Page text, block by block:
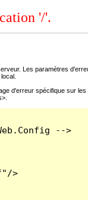
'/'.
Les paramètres
d'erreur spécifique sur
-->
>